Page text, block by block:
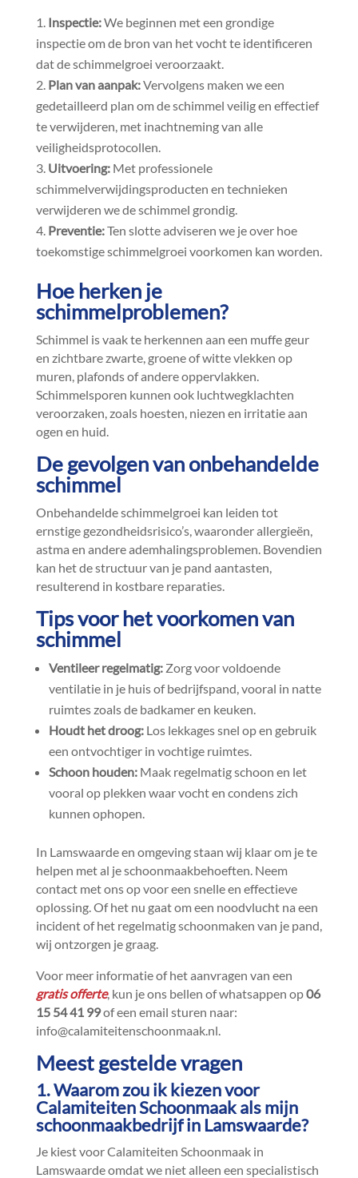
Inspectie:We beginnen met een grondige
inspectie om de bron van het vocht te identificeren
dat de schimmelgroei veroorzaakt.​
Plan van aanpak:Vervolgens maken we een
gedetailleerd plan om de schimmel veilig en effectief
te verwijderen, met inachtneming van alle
veiligheidsprotocollen.​
Uitvoering:Met professionele
schimmelverwijdingsproducten en technieken
verwijderen we de schimmel grondig.​
Preventie:Ten slotte adviseren we je over hoe
toekomstige schimmelgroei voorkomen kan worden.​
Hoe herken je
schimmelproblemen?
Schimmel is vaak te herkennen aan een muffe geur
en zichtbare zwarte, groene of witte vlekken op
muren, plafonds of andere oppervlakken.​
Schimmelsporen kunnen ook luchtwegklachten
veroorzaken, zoals hoesten, niezen en irritatie aan
ogen en huid.​
De gevolgen van onbehandelde
schimmel
Onbehandelde schimmelgroei kan leiden tot
ernstige gezondheidsrisico’s, waaronder allergieën,
astma en andere ademhalingsproblemen.​ Bovendien
kan het de structuur van je pand aantasten,
resulterend in kostbare reparaties.​
Tips voor het voorkomen van
schimmel
Ventileer regelmatig:Zorg voor voldoende
ventilatie in je huis of bedrijfspand, vooral in natte
ruimtes zoals de badkamer en keuken.​
Houdt het droog:Los lekkages snel op en gebruik
een ontvochtiger in vochtige ruimtes.​
Schoon houden:Maak regelmatig schoon en let
vooral op plekken waar vocht en condens zich
kunnen ophopen.​
In Lamswaarde en omgeving staan wij klaar om je te
helpen met al je schoonmaakbehoeften.​ Neem
contact met ons op voor een snelle en effectieve
oplossing.​ Of het nu gaat om een noodvlucht na een
incident of het regelmatig schoonmaken van je pand,
wij ontzorgen je graag.​
Voor meer informatie of het aanvragen van een
gratis offerte, kun je ons bellen of whatsappen op06
15 54 41 99of een email sturen naar:
info@calamiteitenschoonmaak.​nl.​
Meest gestelde vragen
1.​ Waarom zou ik kiezen voor
Calamiteiten Schoonmaak als mijn
schoonmaakbedrijf in Lamswaarde?
Je kiest voor Calamiteiten Schoonmaak in
Lamswaarde omdat we niet alleen een specialistisch